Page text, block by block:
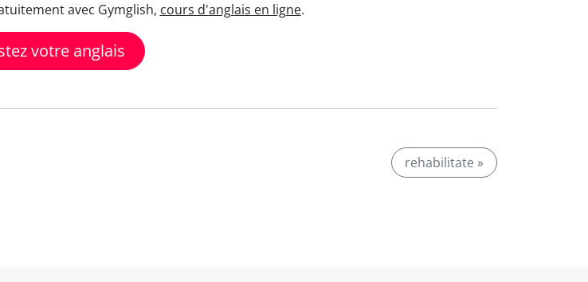
avec Gymglish, cours d'anglais en ligne.
votre anglais
rehabilitate »